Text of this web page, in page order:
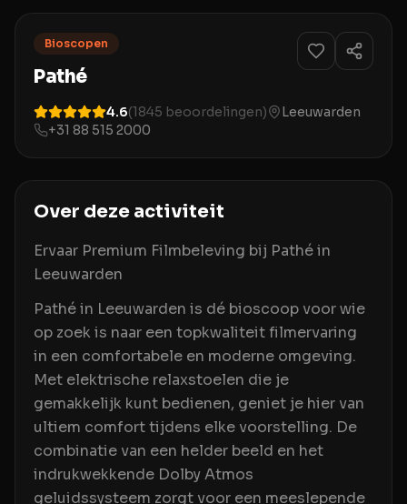
Bioscopen
Pathé
4.6(1845 beoordelingen)
Leeuwarden
+31 88 515 2000
Over deze activiteit
Ervaar Premium Filmbeleving bij Pathé in
Leeuwarden
Pathé in Leeuwarden is dé bioscoop voor wie
op zoek is naar een topkwaliteit filmervaring
in een comfortabele en moderne omgeving.
Met elektrische relaxstoelen die je
gemakkelijk kunt bedienen, geniet je hier van
ultiem comfort tijdens elke voorstelling. De
combinatie van een helder beeld en het
indrukwekkende Dolby Atmos
geluidssysteem zorgt voor een meeslepende